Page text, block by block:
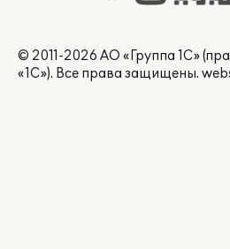
© 2011-2026 АО «Группа 1С»
«1С»). Все права защищены.